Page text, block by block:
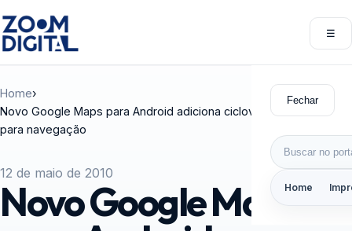
☰
Fechar
Buscar por:
Home
Home›
Novo Google Maps para Android adiciona ciclovias e novo ícone
para navegação
12 de maio de 2010
Novo Google Maps